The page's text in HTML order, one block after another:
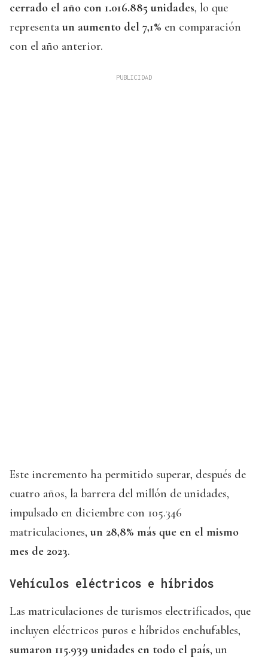
cerrado el año con 1.016.885 unidades, lo que
representa un aumento del 7,1% en comparación
con el año anterior.
Este incremento ha permitido superar, después de
cuatro años, la barrera del millón de unidades,
impulsado en diciembre con 105.346
matriculaciones, un 28,8% más que en el mismo
mes de 2023.
Vehículos eléctricos e híbridos
Las matriculaciones de turismos electrificados, que
incluyen eléctricos puros e híbridos enchufables,
sumaron 115.939 unidades en todo el país, un